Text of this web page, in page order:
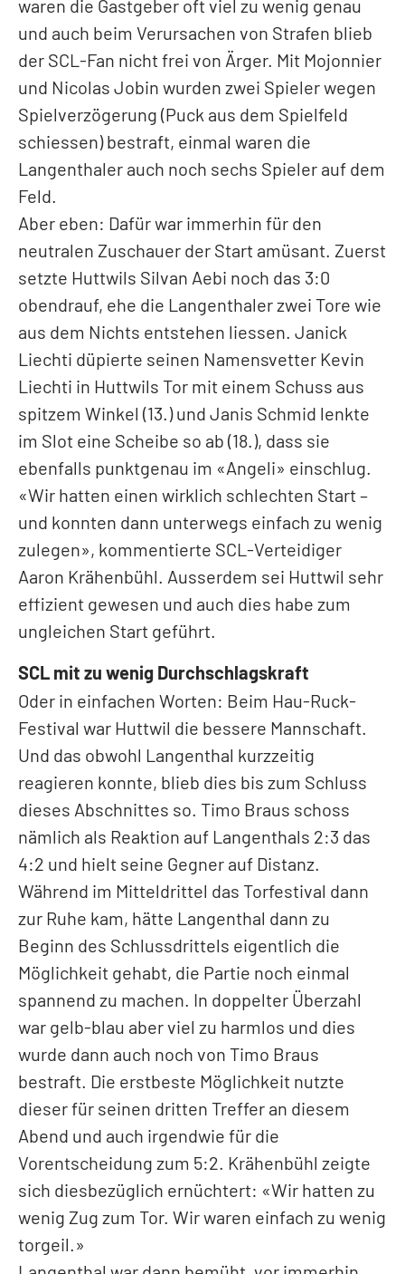
und auch beim Verursachen von Strafen blieb
der SCL-Fan nicht frei von Ärger. Mit Mojonnier
und Nicolas Jobin wurden zwei Spieler wegen
Spielverzögerung (Puck aus dem Spielfeld
schiessen) bestraft, einmal waren die
Langenthaler auch noch sechs Spieler auf dem
Feld.
Aber eben: Dafür war immerhin für den
neutralen Zuschauer der Start amüsant. Zuerst
setzte Huttwils Silvan Aebi noch das 3:0
obendrauf, ehe die Langenthaler zwei Tore wie
aus dem Nichts entstehen liessen. Janick
Liechti düpierte seinen Namensvetter Kevin
Liechti in Huttwils Tor mit einem Schuss aus
spitzem Winkel (13.) und Janis Schmid lenkte
im Slot eine Scheibe so ab (18.), dass sie
ebenfalls punktgenau im «Angeli» einschlug.
«Wir hatten einen wirklich schlechten Start –
und konnten dann unterwegs einfach zu wenig
zulegen», kommentierte SCL-Verteidiger
Aaron Krähenbühl. Ausserdem sei Huttwil sehr
effizient gewesen und auch dies habe zum
ungleichen Start geführt.
SCL mit zu wenig Durchschlagskraft
Oder in einfachen Worten: Beim Hau-Ruck-
Festival war Huttwil die bessere Mannschaft.
Und das obwohl Langenthal kurzzeitig
reagieren konnte, blieb dies bis zum Schluss
dieses Abschnittes so. Timo Braus schoss
nämlich als Reaktion auf Langenthals 2:3 das
4:2 und hielt seine Gegner auf Distanz.
Während im Mitteldrittel das Torfestival dann
zur Ruhe kam, hätte Langenthal dann zu
Beginn des Schlussdrittels eigentlich die
Möglichkeit gehabt, die Partie noch einmal
spannend zu machen. In doppelter Überzahl
war gelb-blau aber viel zu harmlos und dies
wurde dann auch noch von Timo Braus
bestraft. Die erstbeste Möglichkeit nutzte
dieser für seinen dritten Treffer an diesem
Abend und auch irgendwie für die
Vorentscheidung zum 5:2. Krähenbühl zeigte
sich diesbezüglich ernüchtert: «Wir hatten zu
wenig Zug zum Tor. Wir waren einfach zu wenig
torgeil.»